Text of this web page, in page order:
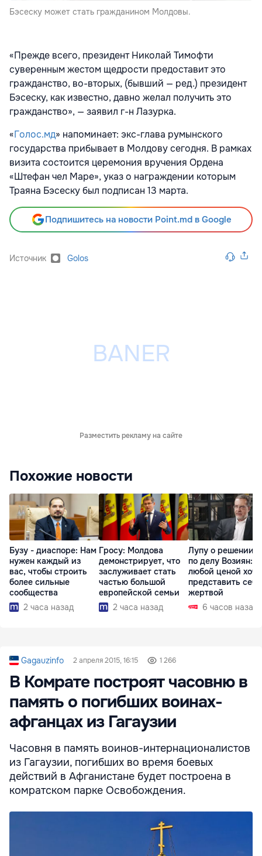
Бэсеску может стать гражданином Молдовы.
«Прежде всего, президент Николай Тимофти
суверенным жестом щедрости предоставит это
гражданство, во-вторых, (бывший — ред.) президент
Бэсеску, как известно, давно желал получить это
гражданство», — заявил г-н Лазурка.
«Голос.мд» напоминает: экс-глава румынского
государства прибывает в Молдову сегодня. В рамках
визита состоится церемония вручения Ордена
«Штефан чел Маре», указ о награждении которым
Траяна Бэсеску был подписан 13 марта.
Подпишитесь на новости Point.md в Google
Источник Golos
Разместить рекламу на сайте
Похожие новости
Бузу - диаспоре: Нам
нужен каждый из
вас, чтобы строить
более сильные
сообщества
2 часа назад
Гросу: Молдова
демонстрирует, что
заслуживает стать
частью большой
европейской семьи
2 часа назад
Лупу о решении
по делу Возиян:
любой ценой
представить себя
жертвой
6 часов назад
Gagauzinfo 2 апреля 2015, 16:15 1 266
В Комрате построят часовню в
память о погибших воинах-
афганцах из Гагаузии
Часовня в память воинов-интернационалистов
из Гагаузии, погибших во время боевых
действий в Афганистане будет построена в
комратском парке Освобождения.